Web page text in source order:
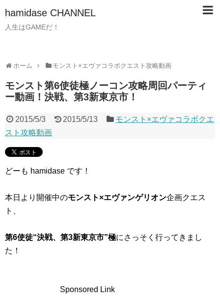
hamidase CHANNEL
人生はGAMEだ！
ホーム モンスト×エヴァコラボクエスト攻略動画
モンスト第6使徒極ノーコン攻略周回パーティ
ー動画！決戦、第3新東京市！
2015/5/3 2015/5/13
モンスト×エヴァコラボクエ
スト攻略動画
どーも hamidase です！
本日より開催中のモンスト×エヴァンゲリオン企画クエス
ト、
第6使徒“決戦、第3新東京市”極にさっそく行ってきまし
た！
Sponsored Link